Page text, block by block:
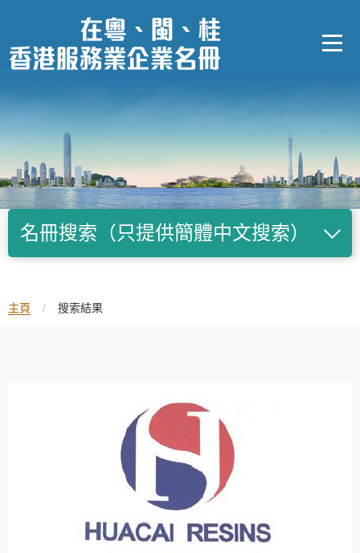
容
的
開
名冊搜索（只提供簡體中文搜索）
主頁 / 搜索結果